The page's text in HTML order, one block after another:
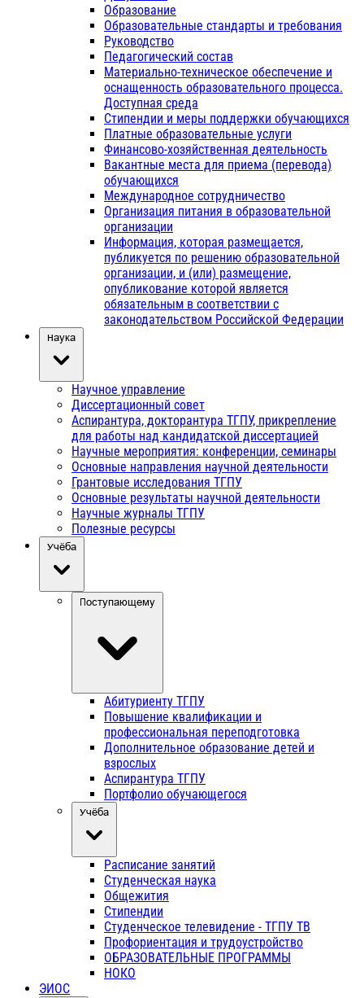
Образование
Образовательные стандарты и требования
Руководство
Педагогический состав
Материально-техническое обеспечение и
оснащенность образовательного процесса.
Доступная среда
Стипендии и меры поддержки обучающихся
Платные образовательные услуги
Финансово-хозяйственная деятельность
Вакантные места для приема (перевода)
обучающихся
Международное сотрудничество
Организация питания в образовательной
организации
Информация, которая размещается,
публикуется по решению образовательной
организации, и (или) размещение,
опубликование которой является
обязательным в соответствии с
законодательством Российской Федерации
Наука
Научное управление
Диссертационный совет
Аспирантура, докторантура ТГПУ, прикрепление
для работы над кандидатской диссертацией
Научные мероприятия: конференции, семинары
Основные направления научной деятельности
Грантовые исследования ТГПУ
Основные результаты научной деятельности
Научные журналы ТГПУ
Полезные ресурсы
Учёба
Поступающему
Абитуриенту ТГПУ
Повышение квалификации и
профессиональная переподготовка
Дополнительное образование детей и
взрослых
Аспирантура ТГПУ
Портфолио обучающегося
Учёба
Расписание занятий
Студенческая наука
Общежития
Стипендии
Студенческое телевидение - ТГПУ ТВ
Профориентация и трудоустройство
ОБРАЗОВАТЕЛЬНЫЕ ПРОГРАММЫ
НОКО
ЭИОС